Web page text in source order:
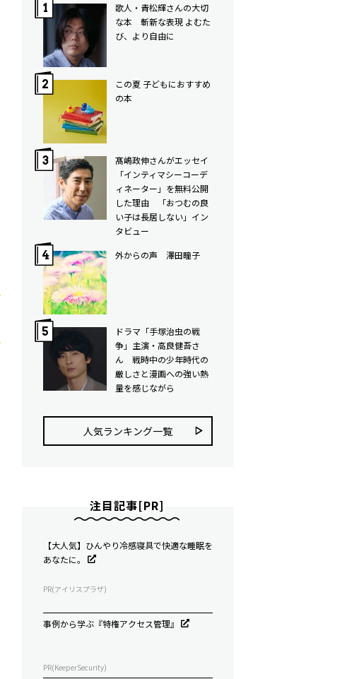
歌人・青松輝さんの大切
な本 斬新な表現 よむた
び、より自由に
この夏 子どもにおすすめ
の本
髙嶋政伸さんがエッセイ
「インティマシーコーデ
ィネーター」を無料公開
した理由 「おつむの良
い子は長居しない」イン
タビュー
外からの声 澤田瞳子
ドラマ「手塚治虫の戦
争」主演・高良健吾さ
ん 戦時中の少年時代の
厳しさと漫画への強い熱
量を感じながら
人気ランキング⼀覧
注目記事[PR]
【大人気】ひんやり冷感寝具で快適な睡眠を
あなたに。
PR(アイリスプラザ)
事例から学ぶ『特権アクセス管理』
PR(KeeperSecurity)